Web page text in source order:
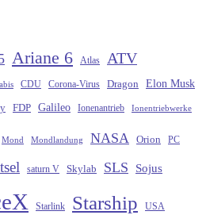
Ariane 6 Atlas ATV
CDU Corona-Virus Dragon Elon Musk
FDP Galileo Ionenantrieb Ionentriebwerke
Mond Mondlandung NASA Orion PC
saturn V Skylab SLS Sojus
Starlink Starship USA